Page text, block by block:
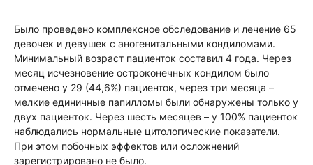
Было проведено комплексное обследование и лечение 65
девочек и девушек с аногенитальными кондиломами.
Минимальный возраст пациенток составил 4 года. Через
месяц исчезновение остроконечных кондилом было
отмечено у 29 (44,6%) пациенток, через три месяца –
мелкие единичные папилломы были обнаружены только у
двух пациенток. Через шесть месяцев – у 100% пациенток
наблюдались нормальные цитологические показатели.
При этом побочных эффектов или осложнений
зарегистрировано не было.